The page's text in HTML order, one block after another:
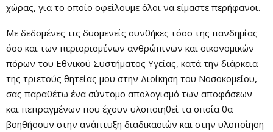
χώρας, για το οποίο οφείλουμε όλοι να είμαστε περήφανοι.
Με δεδομένες τις δυσμενείς συνθήκες τόσο της πανδημίας
όσο και των περιορισμένων ανθρώπινων και οικονομικών
πόρων του Εθνικού Συστήματος Υγείας, κατά την διάρκεια
της τριετούς θητείας μου στην Διοίκηση του Νοσοκομείου,
σας παραθέτω ένα σύντομο απολογισμό των αποφάσεων
και πεπραγμένων που έχουν υλοποιηθεί τα οποία θα
βοηθήσουν στην ανάπτυξη διαδικασιών και στην υλοποίηση